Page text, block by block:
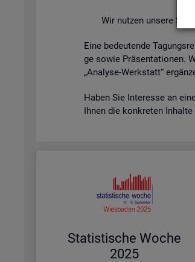
Wir nut­zen un­se­re
Eine be­deu­ten­de
ge sowie Prä­sen­ta­tio­nen.
„Ana­ly­se-Werk­statt“
Haben Sie In­ter­es­se an
Ihnen die kon­kre­ten
Sta­tis­ti­sche Woche
2025